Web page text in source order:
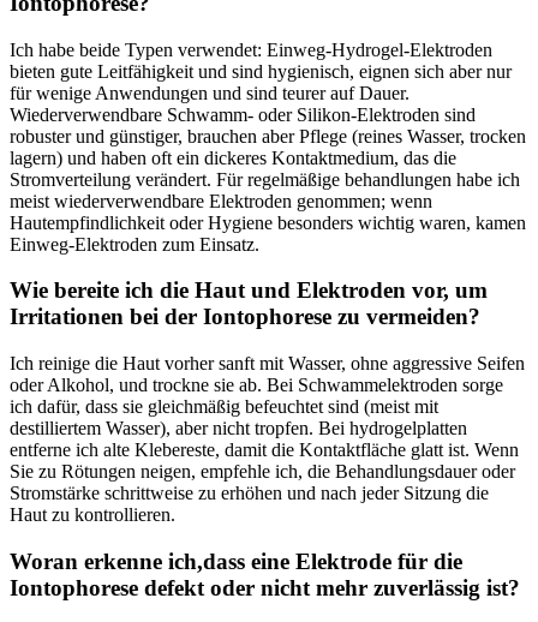
Ich⁢ habe⁢ beide‍ Typen⁢ verwendet: Einweg-Hydrogel-Elektroden⁤
bieten gute⁢ Leitfähigkeit und sind hygienisch, ‍eignen sich aber nur
für wenige‍ Anwendungen ⁤und sind teurer auf Dauer.
Wiederverwendbare Schwamm- oder⁤ Silikon-Elektroden sind
robuster ‍und günstiger,⁢ brauchen aber ​Pflege (reines Wasser, ⁣trocken
lagern) und ‍haben oft⁢ ein dickeres‌ Kontaktmedium, das die
Stromverteilung⁢ verändert. Für regelmäßige⁣ behandlungen‌ habe⁢ ich⁤
meist wiederverwendbare Elektroden genommen;​ wenn
Hautempfindlichkeit oder ⁢Hygiene besonders wichtig waren, kamen
Einweg-Elektroden zum Einsatz.
Wie bereite ich die Haut und Elektroden⁤ vor, um
Irritationen bei der⁤ Iontophorese zu vermeiden?
Ich ‍reinige die Haut vorher sanft ⁤mit ⁣Wasser, ohne aggressive⁣ Seifen
oder⁢ Alkohol, und trockne⁣ sie ⁤ab. Bei Schwammelektroden sorge
ich dafür, dass sie gleichmäßig befeuchtet ‍sind (meist mit
destilliertem Wasser), aber⁤ nicht tropfen. Bei hydrogelplatten
entferne ich alte Klebereste, damit ​die‍ Kontaktfläche ‌glatt ist. ⁣Wenn
Sie ⁣zu Rötungen neigen, empfehle ich,⁣ die ​Behandlungsdauer ⁤oder
Stromstärke ⁢schrittweise ⁤zu erhöhen und nach jeder⁣ Sitzung ​die
Haut zu kontrollieren.
Woran ⁢erkenne ich,dass​ eine Elektrode für die
Iontophorese defekt oder nicht mehr ⁤zuverlässig ist?